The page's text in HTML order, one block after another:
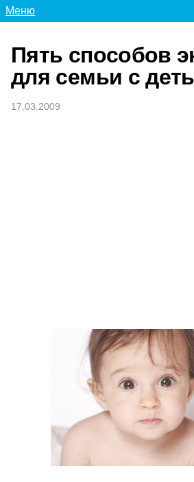
Меню
Пять способов
для семьи с
17.03.2009